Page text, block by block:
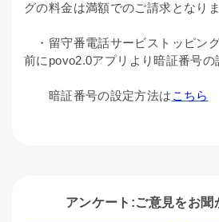
グの料金は満額でのご請求となりま
・留守番電話サービストッピン
前にpovo2.0アプリより暗証番号の
暗証番号の設定方法は こちら
アンケート:ご意見をお聞